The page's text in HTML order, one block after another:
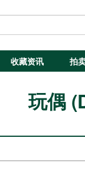
收藏资讯 拍
玩偶